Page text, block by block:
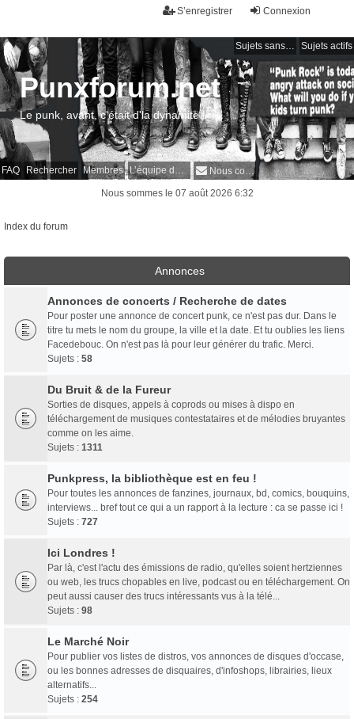
Connexion
S’enregistrer
Sujets sans réponse Sujets actifs
FAQ Rechercher Membres L’équipe du forum Nous contacter
Punxforum.net
Le punk, avant, c'était d'la dynamite !
Nous sommes le 07 août 2026 6:32
Index du forum
Annonces
Annonces de concerts / Recherche de dates
Pour poster une annonce de concert punk, ce n'est pas dur. Dans le
titre tu mets le nom du groupe, la ville et la date. Et tu oublies les liens
Facedebouc. On n'est pas là pour leur générer du trafic. Merci.
Sujets : 58
Du Bruit & de la Fureur
Sorties de disques, appels à coprods ou mises à dispo en
téléchargement de musiques contestataires et de mélodies bruyantes
comme on les aime.
Sujets : 1311
Punkpress, la bibliothèque est en feu !
Pour toutes les annonces de fanzines, journaux, bd, comics, bouquins,
interviews... bref tout ce qui a un rapport à la lecture : ca se passe ici !
Sujets : 727
Ici Londres !
Par là, c'est l'actu des émissions de radio, qu'elles soient hertziennes
ou web, les trucs chopables en live, podcast ou en téléchargement. On
peut aussi causer des trucs intéressants vus à la télé...
Sujets : 98
Le Marché Noir
Pour publier vos listes de distros, vos annonces de disques d'occase,
ou les bonnes adresses de disquaires, d'infoshops, librairies, lieux
alternatifs...
Sujets : 254